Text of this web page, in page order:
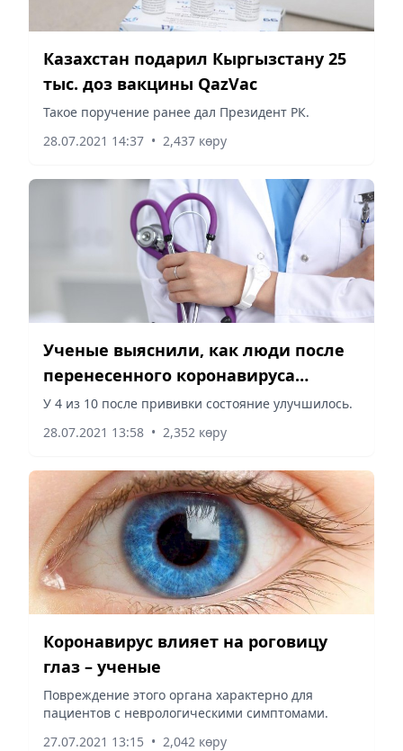
Казахстан подарил Кыргызстану 25
тыс. доз вакцины QazVac
Такое поручение ранее дал Президент РК.
28.07.2021 14:37 • 2,437 көру
Ученые выяснили, как люди после
перенесенного коронавируса
реагируют на вакцины
У 4 из 10 после прививки состояние улучшилось.
28.07.2021 13:58 • 2,352 көру
Коронавирус влияет на роговицу
глаз – ученые
Повреждение этого органа характерно для
пациентов с неврологическими симптомами.
27.07.2021 13:15 • 2,042 көру